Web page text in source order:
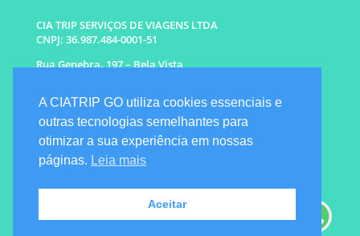
CIA TRIP SERVIÇOS DE VIAGENS LTDA
CNPJ: 36.987.484-0001-51
Rua Genebra, 197 – Bela Vista
WhatsApp: (11) 96333-6677 |
94341-1314
E-mail: info@ciatrip.com
Atendimento Comercial:
Segunda à Sexta: 9h às 18h
Sábado e Domingo: 10h as 16h
Emergencial: Seg a Dom das 7h as 22h
A CIATRIP GO utiliza cookies essenciais e
outras tecnologias semelhantes para
otimizar a sua experiência em nossas
páginas. Leia mais
Aceitar